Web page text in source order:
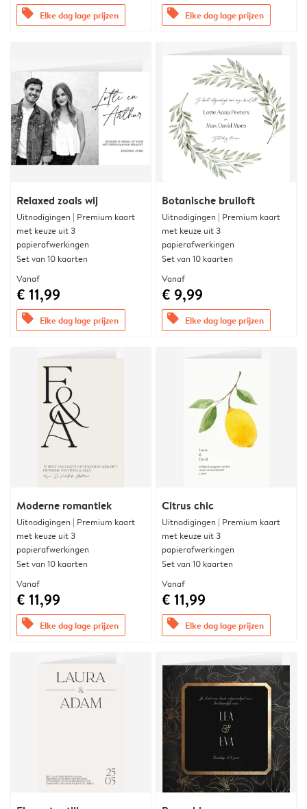
offers Elke dag lage prijzen offers Elke dag lage prijzen
Relaxed zoals wij
Uitnodigingen | Premium kaart
met keuze uit 3
papierafwerkingen
Set van 10 kaarten
Vanaf
€ 11,99
offers Elke dag lage prijzen
Botanische bruiloft
Uitnodigingen | Premium kaart
met keuze uit 3
papierafwerkingen
Set van 10 kaarten
Vanaf
€ 9,99
offers Elke dag lage prijzen
Moderne romantiek
Uitnodigingen | Premium kaart
met keuze uit 3
papierafwerkingen
Set van 10 kaarten
Vanaf
€ 11,99
offers Elke dag lage prijzen
Citrus chic
Uitnodigingen | Premium kaart
met keuze uit 3
papierafwerkingen
Set van 10 kaarten
Vanaf
€ 11,99
offers Elke dag lage prijzen